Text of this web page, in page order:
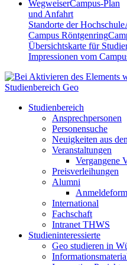
WegweiserCampus-Plan
und Anfahrt
Standorte der Hochschule
Campus Röntgenring
Übersichtskarte für
Impressionen vom
Studienbereich Geo
Studienbereich
Ansprechpersonen
Personensuche
Neuigkeiten aus
Veranstaltungen
Vergangene
Preisverleihungen
Alumni
International
Fachschaft
Intranet THWS
Studieninteressierte
Geo studieren in